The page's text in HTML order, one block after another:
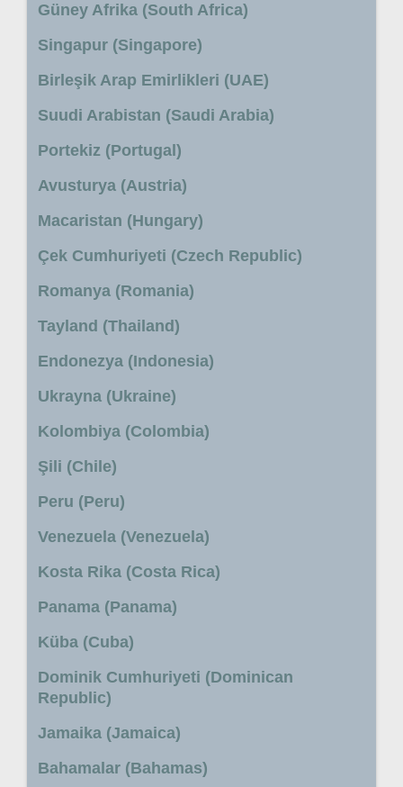
Güney Afrika (South Africa)
Singapur (Singapore)
Birleşik Arap Emirlikleri (UAE)
Suudi Arabistan (Saudi Arabia)
Portekiz (Portugal)
Avusturya (Austria)
Macaristan (Hungary)
Çek Cumhuriyeti (Czech Republic)
Romanya (Romania)
Tayland (Thailand)
Endonezya (Indonesia)
Ukrayna (Ukraine)
Kolombiya (Colombia)
Şili (Chile)
Peru (Peru)
Venezuela (Venezuela)
Kosta Rika (Costa Rica)
Panama (Panama)
Küba (Cuba)
Dominik Cumhuriyeti (Dominican
Republic)
Jamaika (Jamaica)
Bahamalar (Bahamas)